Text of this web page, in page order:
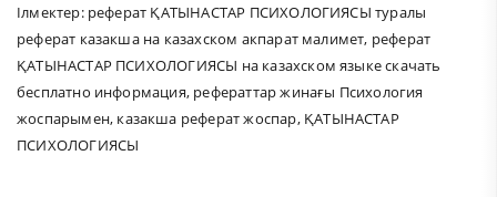
Ілмектер: реферат ҚАТЫНАСТАР ПСИХОЛОГИЯСЫ туралы
реферат казакша на казахском акпарат малимет, реферат
ҚАТЫНАСТАР ПСИХОЛОГИЯСЫ на казахском языке скачать
бесплатно информация, рефераттар жинағы Психология
жоспарымен, казакша реферат жоспар, ҚАТЫНАСТАР
ПСИХОЛОГИЯСЫ